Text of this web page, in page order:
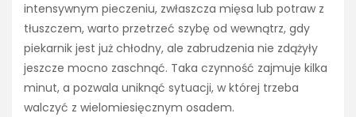
intensywnym pieczeniu, zwłaszcza mięsa lub potraw z
tłuszczem, warto przetrzeć szybę od wewnątrz, gdy
piekarnik jest już chłodny, ale zabrudzenia nie zdążyły
jeszcze mocno zaschnąć. Taka czynność zajmuje kilka
minut, a pozwala uniknąć sytuacji, w której trzeba
walczyć z wielomiesięcznym osadem.